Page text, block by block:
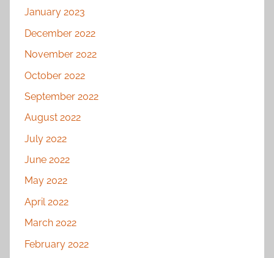
January 2023
December 2022
November 2022
October 2022
September 2022
August 2022
July 2022
June 2022
May 2022
April 2022
March 2022
February 2022